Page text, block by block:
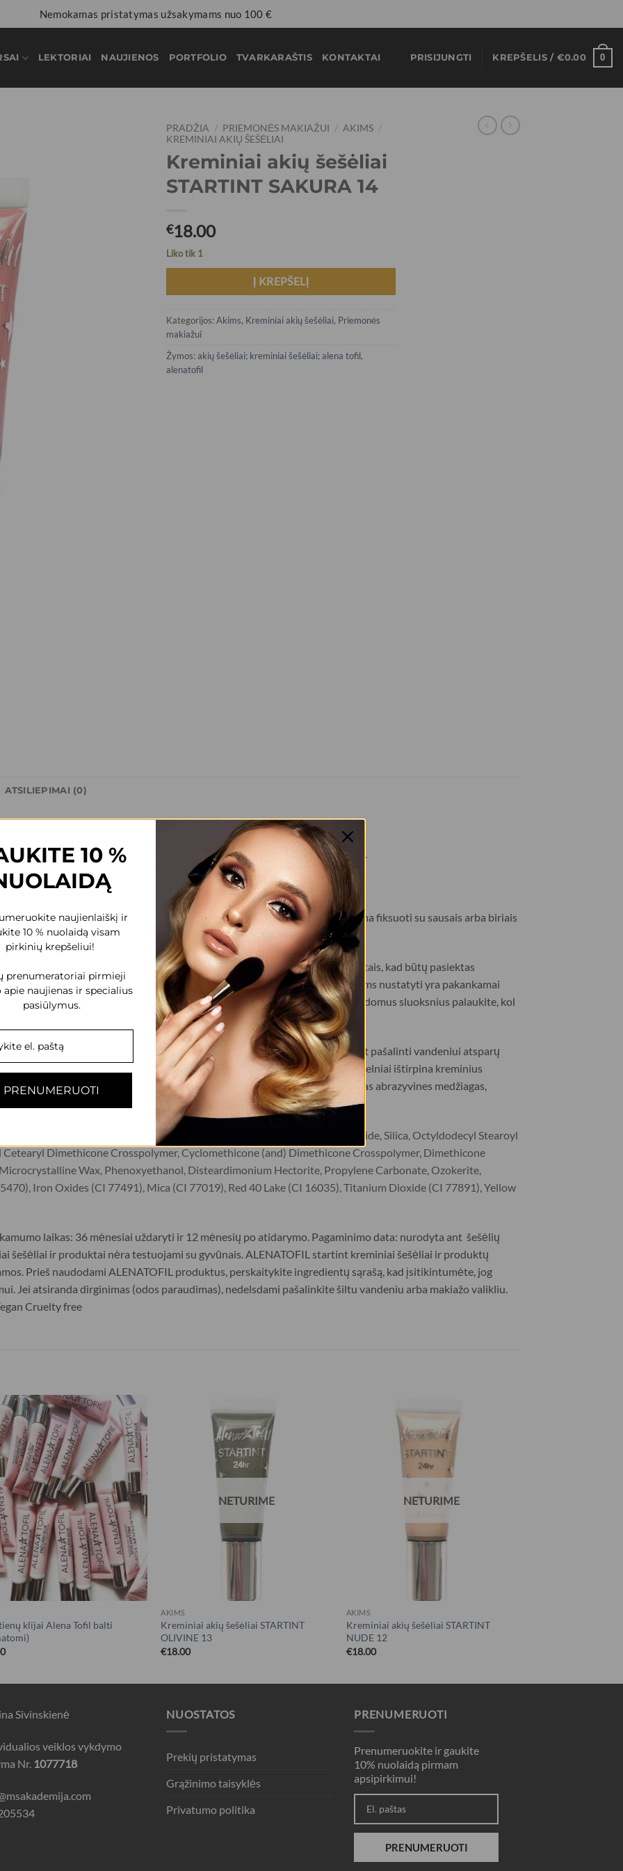
Nemokamas pristatymas užsakymams nuo 100 €
LEKTORIAI NAUJIENOS PORTFOLIO TVARKARAŠTIS KONTAKTAI PRISIJUNGTI KREPŠELIS / €0.00 0
PRADŽIA / PRIEMONĖS MAKIAŽUI / AKIMS /
KREMINIAI AKIŲ ŠEŠĖLIAI
Kreminiai akių šešėliai
STARTINT SAKURA 14
€18.00
Liko tik 1
Į KREPŠELĮ
Kategorijos:Akims, Kreminiai akių šešėliai, Priemonės
makiažui
Žymos:akių šešėliai; kreminiai šešėliai; alena tofil,
alenatofil
ATSILIEPIMAI (0)
Saugoti nuo vaikų. Saugoti nuo šviesos. Laikyti sausoje, vėsioje vietoje.
skirti naudoti atskirai kaip akių šešėliai ir tvirtinti ant voko paviršiaus. Galima fiksuoti su sausais arba biriais
be maskuoklio, pagrindo ar serumo ir nemaišant su kitais panašiais produktais, kad būtų pasiektas
plonu sluoksniu ir gerai paskirstykite ant voko. Kreminiams akių šešėliams nustatyti yra pakankamai
tekstūromis. Jei reikia, sluoksniuokite atspalvį, tačiau prieš dengdami papildomus sluoksnius palaukite, kol
vanduo, dvifazis akių makiažo valiklis arba hidrofilinis aliejus. Norint pašalinti vandeniui atsparų
specialiai skirtus vandeniui atspariam makiažui valyti. Šie produktai švelniai ištirpina kreminius
papildomų pastangų. Venkite naudoti makiažo servetėles, muilą ar kitas abrazyvines medžiagas,
odą dėl savo struktūrinės sudėties.
Cyclopentasiloxane, Dimethicone, Calcium Sodium Borosilicate, Boron Nitride, Silica, Octyldodecyl Stearoyl
Dimethicone Crosspolymer, Cyclomethicone (and) Dimethicone Crosspolymer, Dimethicone
Wax, Phenoxyethanol, Disteardimonium Hectorite, Propylene Carbonate, Ozokerite,
Iron Oxides (CI 77491), Mica (CI 77019), Red 40 Lake (CI 16035), Titanium Dioxide (CI 77891), Yellow
laikas: 36 mėnesiai uždaryti ir 12 mėnesių po atidarymo. Pagaminimo data: nurodyta ant šešėlių
šešėliai ir produktai nėra testuojami su gyvūnais. ALENATOFIL startint kreminiai šešėliai ir produktų
Prieš naudodami ALENATOFIL produktus, perskaitykite ingredientų sąrašą, kad įsitikintumėte, jog
Jei atsiranda dirginimas (odos paraudimas), nedelsdami pašalinkite šiltu vandeniu arba makiažo valikliu.
Cruelty free
klijai Alena Tofil balti
NETURIME
AKIMS
Kreminiai akių šešėliai STARTINT
OLIVINE 13
€18.00
NETURIME
AKIMS
Kreminiai akių šešėliai STARTINT
NUDE 12
€18.00
Sivinskienė
veiklos vykdymo
Nr. 1077718
NUOSTATOS
Prekių pristatymas
Grąžinimo taisyklės
Privatumo politika
PRENUMERUOTI
Prenumeruokite ir gaukite
10% nuolaidą pirmam
apsipirkimui!
PRENUMERUOTI
10 %
naujienlaiškį ir
10 % nuolaidą visam
pirkinių krepšeliui!
prenumeratoriai pirmieji
apie naujienas ir specialius
pasiūlymus.
PRENUMERUOTI